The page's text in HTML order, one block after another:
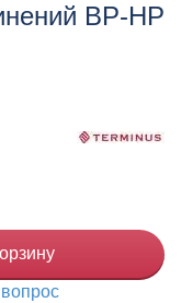
ВР-НР